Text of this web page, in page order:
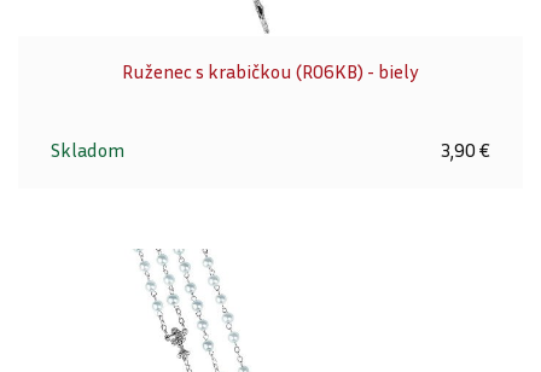
Ruženec s krabičkou (R06KB) - biely
Skladom 3,90 €